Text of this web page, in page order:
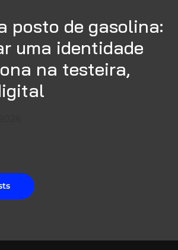
posto de gasolina:
uma identidade
na testeira,